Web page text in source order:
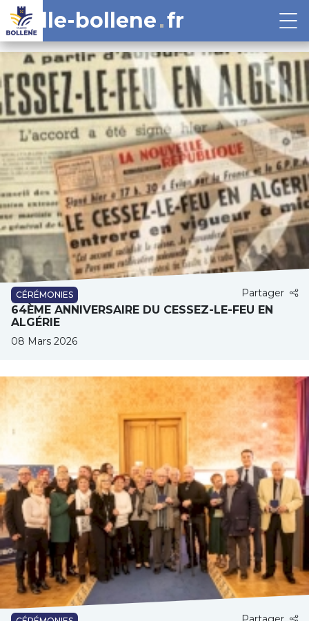
ville-bollene fr
CÉRÉMONIES Partager
64ÈME ANNIVERSAIRE DU CESSEZ-LE-FEU EN
ALGÉRIE
08 Mars 2026